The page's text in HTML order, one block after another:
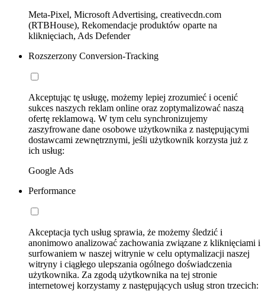
Meta-Pixel, Microsoft Advertising, creativecdn.com
(RTBHouse), Rekomendacje produktów oparte na
kliknięciach, Ads Defender
Rozszerzony Conversion-Tracking
Akceptując tę usługę, możemy lepiej zrozumieć i ocenić
sukces naszych reklam online oraz zoptymalizować naszą
ofertę reklamową. W tym celu synchronizujemy
zaszyfrowane dane osobowe użytkownika z następującymi
dostawcami zewnętrznymi, jeśli użytkownik korzysta już z
ich usług:
Google Ads
Performance
Akceptacja tych usług sprawia, że możemy śledzić i
anonimowo analizować zachowania związane z kliknięciami i
surfowaniem w naszej witrynie w celu optymalizacji naszej
witryny i ciągłego ulepszania ogólnego doświadczenia
użytkownika. Za zgodą użytkownika na tej stronie
internetowej korzystamy z następujących usług stron trzecich: